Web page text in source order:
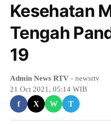
Kesehatan
Tengah
19
Admin News RTV - newsrtv
21 Oct 2021, 05:14 WIB
f X W T